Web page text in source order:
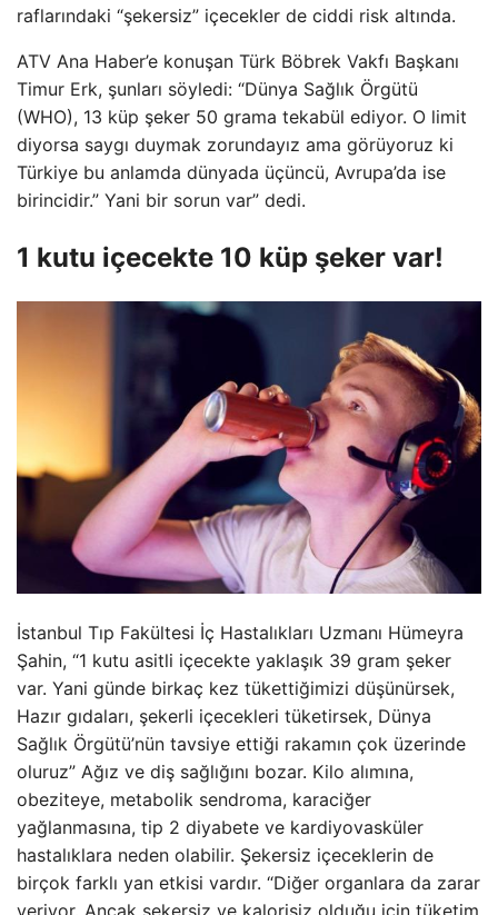
raflarındaki “şekersiz” içecekler de ciddi risk altında.
ATV Ana Haber’e konuşan Türk Böbrek Vakfı Başkanı
Timur Erk, şunları söyledi: “Dünya Sağlık Örgütü
(WHO), 13 küp şeker 50 grama tekabül ediyor. O limit
diyorsa saygı duymak zorundayız ama görüyoruz ki
Türkiye bu anlamda dünyada üçüncü, Avrupa’da ise
birincidir.” Yani bir sorun var” dedi.
1 kutu içecekte 10 küp şeker var!
İstanbul Tıp Fakültesi İç Hastalıkları Uzmanı Hümeyra
Şahin, “1 kutu asitli içecekte yaklaşık 39 gram şeker
var. Yani günde birkaç kez tükettiğimizi düşünürsek,
Hazır gıdaları, şekerli içecekleri tüketirsek, Dünya
Sağlık Örgütü’nün tavsiye ettiği rakamın çok üzerinde
oluruz” Ağız ve diş sağlığını bozar. Kilo alımına,
obeziteye, metabolik sendroma, karaciğer
yağlanmasına, tip 2 diyabete ve kardiyovasküler
hastalıklara neden olabilir. Şekersiz içeceklerin de
birçok farklı yan etkisi vardır. “Diğer organlara da zarar